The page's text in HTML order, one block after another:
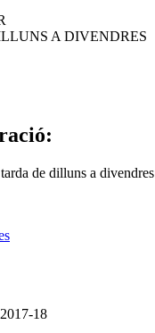
A DIVENDRES
de dilluns a divendres
18